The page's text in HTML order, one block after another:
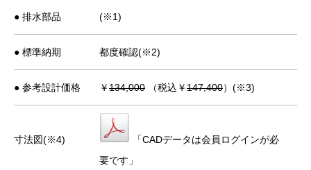
● 排水部品 (※1)
● 標準納期 都度確認(※2)
● 参考設計価格 ￥134,000 （税込￥147,400）(※3)
寸法図(※4)
「CADデータは会員ログインが必
要です」